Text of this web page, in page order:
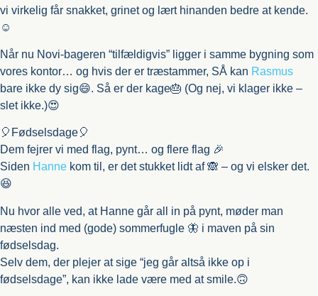
vi virkelig får snakket, grinet og lært hinanden bedre at kende.
☺️
Når nu Novi-bageren “tilfældigvis” ligger i samme bygning som
vores kontor… og hvis der er træstammer, SÅ kan Rasmus
bare ikke dy sig😄. Så er der kage🎂 (Og nej, vi klager ikke –
slet ikke.)😍
🎈Fødselsdage🎈
Dem fejrer vi med flag, pynt… og flere flag 🎉
Siden Hanne kom til, er det stukket lidt af 🙈 – og vi elsker det.
😆
Nu hvor alle ved, at Hanne går all in på pynt, møder man
næsten ind med (gode) sommerfugle 🦋 i maven på sin
fødselsdag.
Selv dem, der plejer at sige “jeg går altså ikke op i
fødselsdage”, kan ikke lade være med at smile.🙃